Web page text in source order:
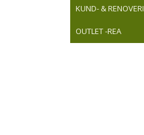
KUND- &
OUTLET -REA